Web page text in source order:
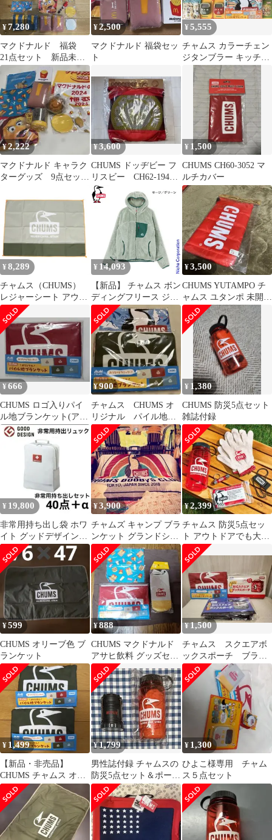
¥7,280
マクドナルド 福袋
21点セット 新品未使
用 ランタン スープ
ジャー チャムス
¥2,500
マクドナルド 福袋セッ
ト
¥5,555
チャムス カラーチェン
ジタンブラー キッチン
タイマー バッグ 保
冷剤 まとめ売り
¥2,222
マクドナルド キャラク
ターグッズ 9点セッ
¥3,600
CHUMS ドッヂビー フ
リスビー CH62-1947-
Y001
¥ 1,500
CHUMS CH60-3052 マ
ルチカバー
¥ 8,289
チャムス（CHUMS）
レジャーシート アウト
ドア キャンプ ブービー
フェイスピクニックシ
ート CH62-2079-
M095（カーキ/ＦＦ）
¥ 14,093
【新品】 チャムス ボン
ディングフリース ジッ
プ パーカー CH04-1476
アウトドア ウェア アウ
ター フリース ユニセッ
クス キャンプ用品 フー
ド付き 防風 保温
¥3,500
CHUMS YUTAMPO チ
ャムス ユタンポ 未開封
品
¥666
CHUMS ロゴ入りパイ
ル地ブランケット(アサ
ヒ飲料 オリジナル)
¥900
チャムス CHUMS オ
リジナル パイル地
ブランケット ひざ掛
け 未使用 2枚
¥ 1,380
CHUMS 防災5点セット
雑誌付録
¥ 19,800
非常用持ち出し袋 ホワ
イト グッドデザイン賞
リュック 救急セット 40
点＋α
¥3,900
チャムズ キャンプ ブラ
ンケット グランドシー
ト 130x160cm 車中泊
¥2,399
チャムス 防災5点セッ
ト アウトドアでも大活
躍！
¥599
CHUMS オリーブ色 ブ
ランケット
¥888
CHUMS マクドナルド
アサヒ飲料 グッズセッ
ト
¥1,500
チャムス スクエアボ
ックスポーチ ブラン
ケット
¥ 1,499
【新品・非売品】
CHUMS チャムス オリ
ジナルパイル地ブラン
ケット 2枚セット
¥1,799
男性誌付録 チャムスの
防災5点セット＆ポータ
ブルLEDランタン
¥ 1,300
ひよこ様専用 チャム
ス５点セット